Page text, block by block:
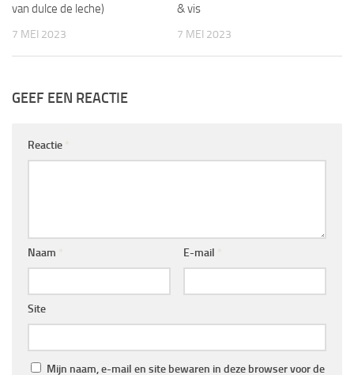
van dulce de leche)
7 MEI 2023
& vis
7 MEI 2023
GEEF EEN REACTIE
Reactie *
Naam * E-mail *
Site
Mijn naam, e-mail en site bewaren in deze browser voor de